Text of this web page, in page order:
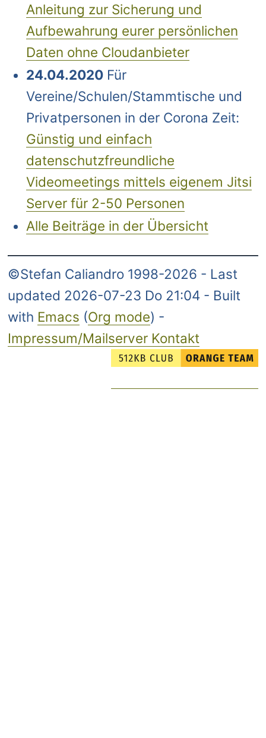
Anleitung zur Sicherung und
Aufbewahrung eurer persönlichen
Daten ohne Cloudanbieter
24.04.2020 Für
Vereine/Schulen/Stammtische und
Privatpersonen in der Corona Zeit:
Günstig und einfach
datenschutzfreundliche
Videomeetings mittels eigenem Jitsi
Server für 2-50 Personen
Alle Beiträge in der Übersicht
©Stefan Caliandro 1998-2026 - Last
updated 2026-07-23 Do 21:04 - Built
with Emacs (Org mode) -
Impressum/Mailserver Kontakt